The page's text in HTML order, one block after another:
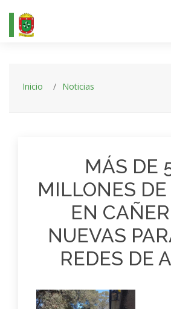
Inicio Noticias
MÁS DE
MILLONES DE
EN
NUEVAS
REDES DE